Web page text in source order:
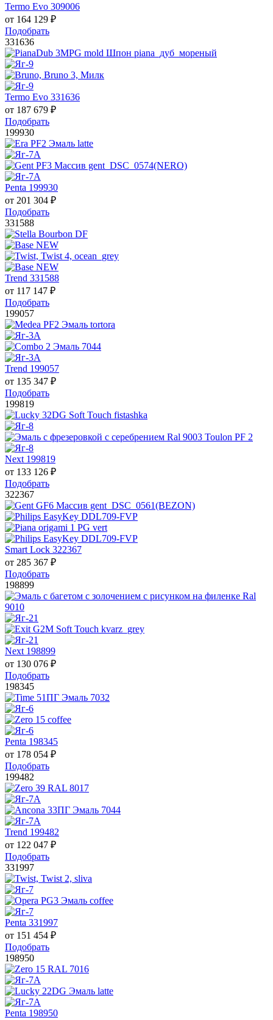
Termo Evo 309006
от 164 129 ₽
Подобрать
331636
Termo Evo 331636
от 187 679 ₽
Подобрать
199930
Penta 199930
от 201 304 ₽
Подобрать
331588
Trend 331588
от 117 147 ₽
Подобрать
199057
Trend 199057
от 135 347 ₽
Подобрать
199819
Next 199819
от 133 126 ₽
Подобрать
322367
Smart Lock 322367
от 285 367 ₽
Подобрать
198899
Next 198899
от 130 076 ₽
Подобрать
198345
Penta 198345
от 178 054 ₽
Подобрать
199482
Trend 199482
от 122 047 ₽
Подобрать
331997
Penta 331997
от 151 454 ₽
Подобрать
198950
Penta 198950